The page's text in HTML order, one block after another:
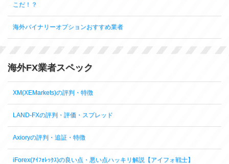
こだ！？
海外バイナリーオプションおすすめ業者
海外FX業者スペック
XM(XEMarkets)の評判・特徴
LAND-FXの評判・評価・スプレッド
Axioryの評判・追証・特徴
iForex(ｱｲﾌｫﾚｯｸｽ)の良い点・悪い点ハッキリ解説【アイフォ戦士】